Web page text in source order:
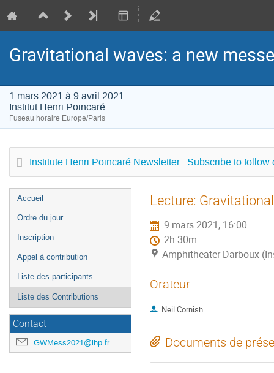
Gravitational waves: a new
1 mars 2021 à 9 avril 2021
Institut Henri Poincaré
Fuseau horaire Europe/Paris
Institute Henri Poincaré Newsletter : Subscribe to follow
Menu
de
Accueil
Ordre du jour
Inscription
Appel à contribution
Liste des participants
Liste des Contributions
Contact
GWMess2021@ihp.fr
Lecture:
9 mars 2021, 16:00
2h 30m
Amphitheater Darboux
Orateur
Neil Cornish
Documents de